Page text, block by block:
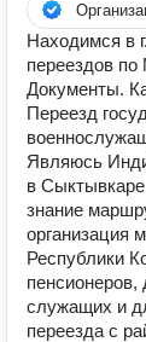
Находимся в
переездов по
Документы.
Переезд
Являюсь
в
знание
организация
Республики
служащих и
переезда с